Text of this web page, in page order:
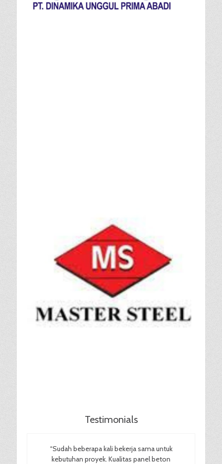
Testimonials
“Sudah beberapa kali bekerja sama untuk
kebutuhan proyek. Kualitas panel beton